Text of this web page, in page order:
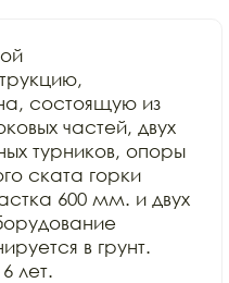
состоящую из
частей, двух
турников, опоры
ската горки
600 мм. и двух
в грунт.
лет.